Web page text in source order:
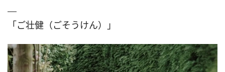
「ご壮健（ごそうけん）」